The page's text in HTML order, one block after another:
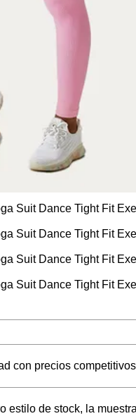
con precios
estilo de stock, la